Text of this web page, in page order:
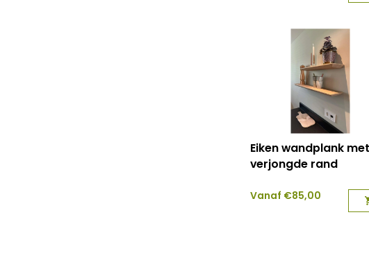
Eiken wandplank met
verjongde rand
Vanaf €85,00